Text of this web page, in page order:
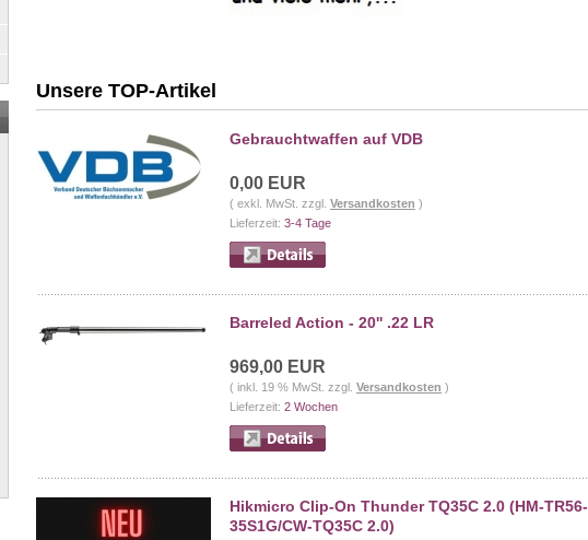
Unsere TOP-Artikel
Gebrauchtwaffen auf VDB
0,00 EUR
( exkl. MwSt. zzgl. Versandkosten )
Lieferzeit: 3-4 Tage
Barreled Action - 20'' .22 LR
969,00 EUR
( inkl. 19 % MwSt. zzgl. Versandkosten )
Lieferzeit: 2 Wochen
Hikmicro Clip-On Thunder TQ35C 2.0 (HM-TR56-
35S1G/CW-TQ35C 2.0)